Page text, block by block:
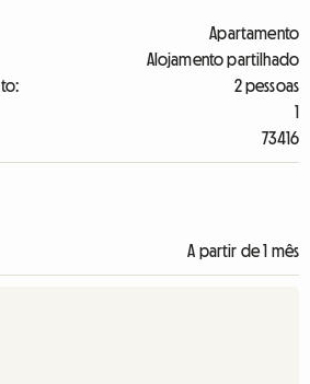
Apartamento
Alojamento partilhado
2 pessoas
1
73416
A partir de 1 mês